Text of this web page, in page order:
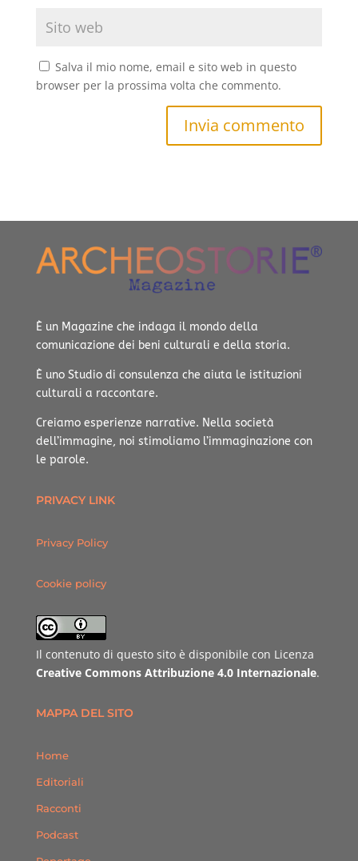
Salva il mio nome, email e sito web in questo
browser per la prossima volta che commento.
Invia commento
È un Magazine che indaga il mondo della
comunicazione dei beni culturali e della storia.
È uno Studio di consulenza che aiuta le istituzioni
culturali a raccontare.
Creiamo esperienze narrative. Nella società
dell’immagine, noi stimoliamo l’immaginazione con
le parole.
PRIVACY LINK
Privacy Policy
Cookie policy
Il contenuto di questo sito è disponibile con Licenza
Creative Commons Attribuzione 4.0 Internazionale.
MAPPA DEL SITO
Home
Editoriali
Racconti
Podcast